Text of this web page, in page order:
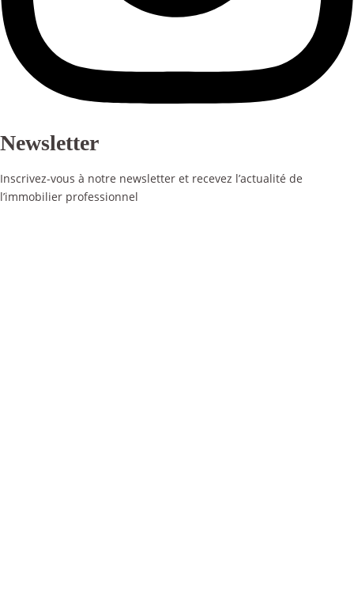
Newsletter
Inscrivez-vous à notre newsletter et recevez l’actualité de
l’immobilier professionnel